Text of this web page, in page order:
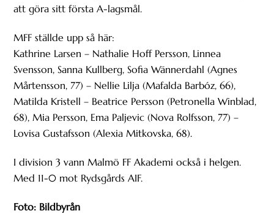
att göra sitt första A-lagsmål.
MFF ställde upp så här:
Kathrine Larsen – Nathalie Hoff Persson, Linnea
Svensson, Sanna Kullberg, Sofia Wännerdahl (Agnes
Mårtensson, 77) – Nellie Lilja (Mafalda Barbóz, 66),
Matilda Kristell – Beatrice Persson (Petronella Winblad,
68), Mia Persson, Ema Paljevic (Nova Rolfsson, 77) –
Lovisa Gustafsson (Alexia Mitkovska, 68).
I division 3 vann Malmö FF Akademi också i helgen.
Med 11-0 mot Rydsgårds AIF.
Foto: Bildbyrån